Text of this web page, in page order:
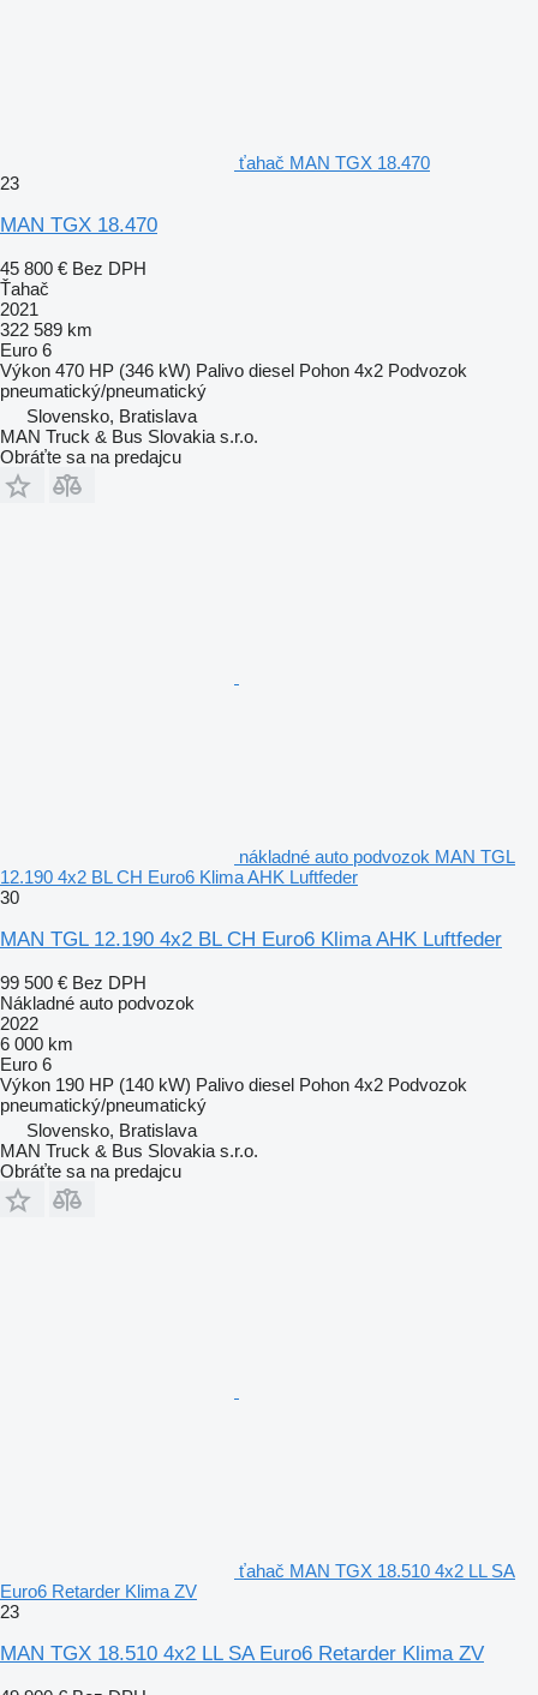
ťahač MAN TGX 18.470
23
MAN TGX 18.470
45 800 € Bez DPH
Ťahač
2021
322 589 km
Euro 6
Výkon 470 HP (346 kW) Palivo diesel Pohon 4x2 Podvozok
pneumatický/pneumatický
Slovensko, Bratislava
MAN Truck & Bus Slovakia s.r.o.
Obráťte sa na predajcu
nákladné auto podvozok MAN TGL
12.190 4x2 BL CH Euro6 Klima AHK Luftfeder
30
MAN TGL 12.190 4x2 BL CH Euro6 Klima AHK Luftfeder
99 500 € Bez DPH
Nákladné auto podvozok
2022
6 000 km
Euro 6
Výkon 190 HP (140 kW) Palivo diesel Pohon 4x2 Podvozok
pneumatický/pneumatický
Slovensko, Bratislava
MAN Truck & Bus Slovakia s.r.o.
Obráťte sa na predajcu
ťahač MAN TGX 18.510 4x2 LL SA
Euro6 Retarder Klima ZV
23
MAN TGX 18.510 4x2 LL SA Euro6 Retarder Klima ZV